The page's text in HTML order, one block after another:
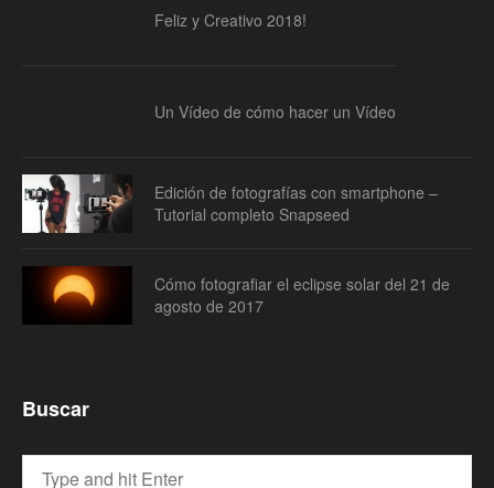
Feliz y Creativo 2018!
Un Vídeo de cómo hacer un Vídeo
Edición de fotografías con smartphone –
Tutorial completo Snapseed
Cómo fotografiar el eclipse solar del 21 de
agosto de 2017
Buscar